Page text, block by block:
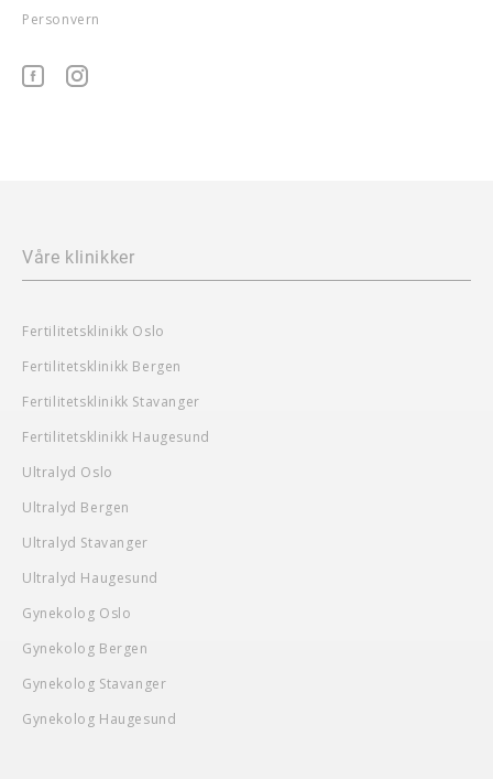
Personvern
Våre klinikker
Fertilitetsklinikk Oslo
Fertilitetsklinikk Bergen
Fertilitetsklinikk Stavanger
Fertilitetsklinikk Haugesund
Ultralyd Oslo
Ultralyd Bergen
Ultralyd Stavanger
Ultralyd Haugesund
Gynekolog Oslo
Gynekolog Bergen
Gynekolog Stavanger
Gynekolog Haugesund